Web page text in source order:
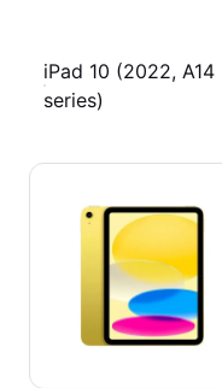
iPad 10 (2022, A14
series)